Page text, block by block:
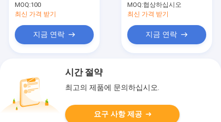
MOQ:100
최신 가격 받기
지금 연락
MOQ:협상하십시오
최신 가격 받기
지금 연락
시간 절약
최고의 제품에 문의하십시오.
요구 사항 제공